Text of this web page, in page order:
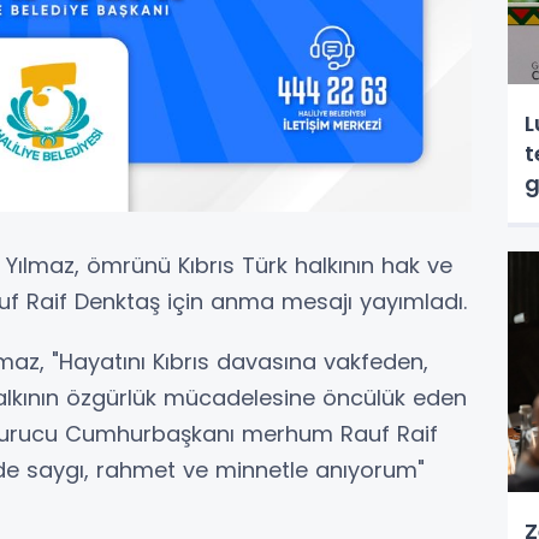
ömrünü Kıbrıs Türk halkının hak ve
Denktaş için anma mesajı yayımladı.
"Hayatını Kıbrıs davasına vakfeden,
özgürlük mücadelesine öncülük eden
Cumhurbaşkanı merhum Rauf Raif
saygı, rahmet ve minnetle anıyorum"